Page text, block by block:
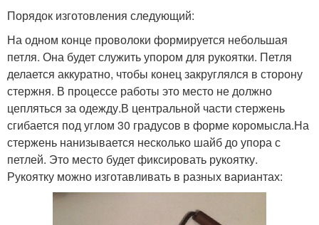
Порядок изготовления следующий:
На одном конце проволоки формируется небольшая
петля. Она будет служить упором для рукоятки. Петля
делается аккуратно, чтобы конец закруглялся в сторону
стержня. В процессе работы это место не должно
цепляться за одежду.В центральной части стержень
сгибается под углом 30 градусов в форме коромысла.На
стержень нанизывается несколько шайб до упора с
петлей. Это место будет фиксировать рукоятку.
Рукоятку можно изготавливать в разных вариантах: